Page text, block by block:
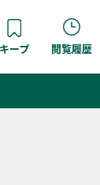
キープ 閲覧履歴